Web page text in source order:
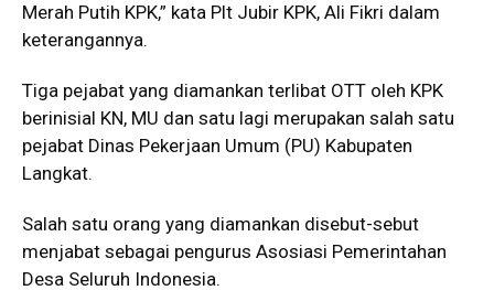
Merah Putih KPK,” kata Plt Jubir KPK, Ali Fikri dalam
keterangannya.
Tiga pejabat yang diamankan terlibat OTT oleh KPK
berinisial KN, MU dan satu lagi merupakan salah satu
pejabat Dinas Pekerjaan Umum (PU) Kabupaten
Langkat.
Salah satu orang yang diamankan disebut-sebut
menjabat sebagai pengurus Asosiasi Pemerintahan
Desa Seluruh Indonesia.